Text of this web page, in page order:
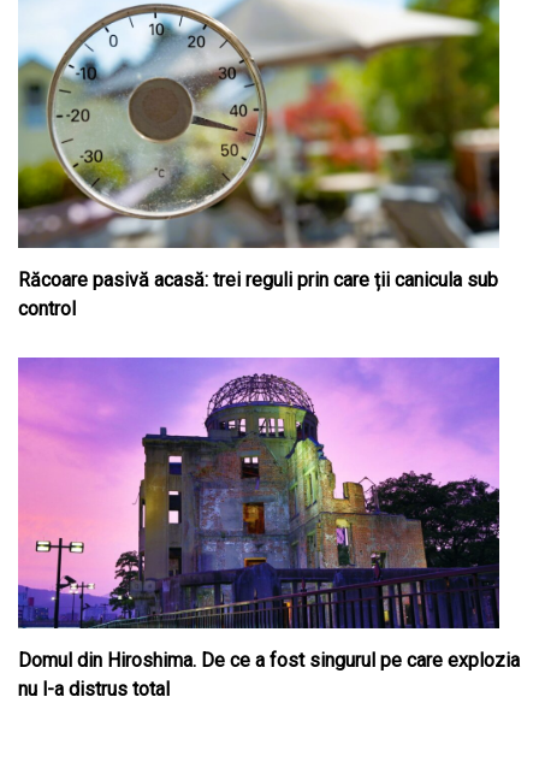
Răcoare pasivă acasă: trei reguli prin care ții canicula sub
control
Domul din Hiroshima. De ce a fost singurul pe care explozia
nu l-a distrus total